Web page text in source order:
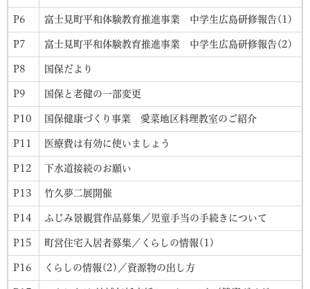
P6 富士見町平和体験教育推進事業 中学生広島研修報告(1)
P7 富士見町平和体験教育推進事業 中学生広島研修報告(2)
P8 国保だより
P9 国保と老健の一部変更
P10 国保健康づくり事業 愛菜地区料理教室のご紹介
P11 医療費は有効に使いましょう
P12 下水道接続のお願い
P13 竹久夢二展開催
P14 ふじみ景観賞作品募集／児童手当の手続きについて
P15 町営住宅入居者募集／くらしの情報(1)
P16 くらしの情報(2)／資源物の出し方